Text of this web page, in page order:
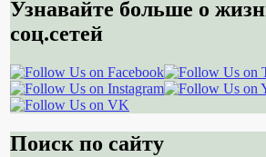
Узнавайте больше о
соц.сетей
Поиск по сайту